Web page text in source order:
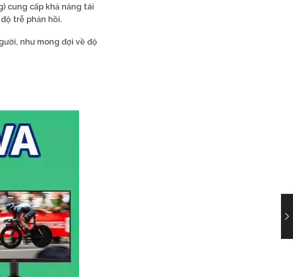
cung cấp khả năng tái
trễ phản hồi.
như mong đợi về độ